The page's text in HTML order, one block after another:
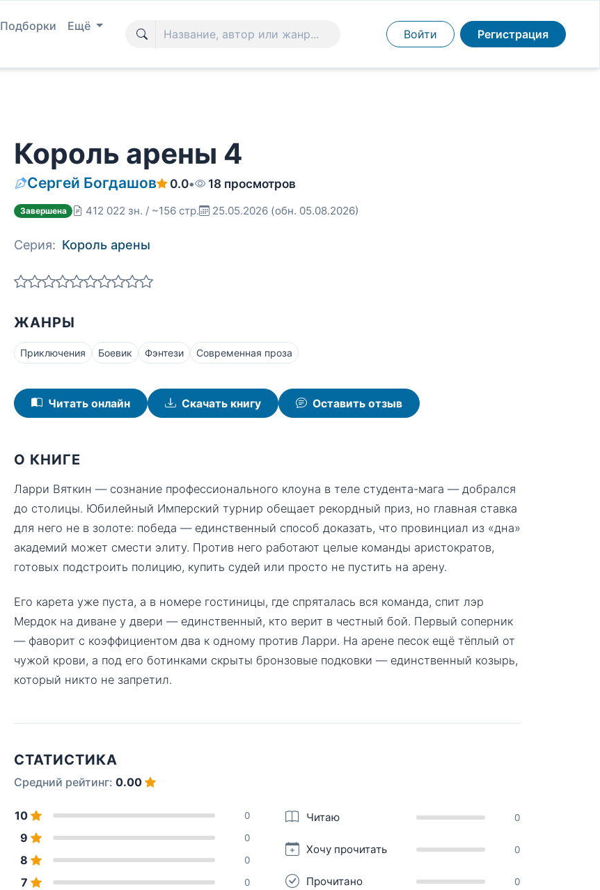
Подборки Ещё
Войти Регистрация
Король арены 4
Сергей Богдашов 0.0• 18 просмотров
Завершена 412 022 зн. / ~156 стр. 25.05.2026 (обн. 05.08.2026)
Серия: Король арены
ЖАНРЫ
Приключения Боевик Фэнтези Современная проза
Читать онлайн Скачать книгу Оставить отзыв
О КНИГЕ
Ларри Вяткин — сознание профессионального клоуна в теле студента-мага — добрался
до столицы. Юбилейный Имперский турнир обещает рекордный приз, но главная ставка
для него не в золоте: победа — единственный способ доказать, что провинциал из «дна»
академий может смести элиту. Против него работают целые команды аристократов,
готовых подстроить полицию, купить судей или просто не пустить на арену.
Его карета уже пуста, а в номере гостиницы, где спряталась вся команда, спит лэр
Мердок на диване у двери — единственный, кто верит в честный бой. Первый соперник
— фаворит с коэффициентом два к одному против Ларри. На арене песок ещё тёплый от
чужой крови, а под его ботинками скрыты бронзовые подковки — единственный козырь,
который никто не запретил.
СТАТИСТИКА
Средний рейтинг: 0.00
10 0
9 0
8 0
7 0
Читаю 0
Хочу прочитать 0
Прочитано 0